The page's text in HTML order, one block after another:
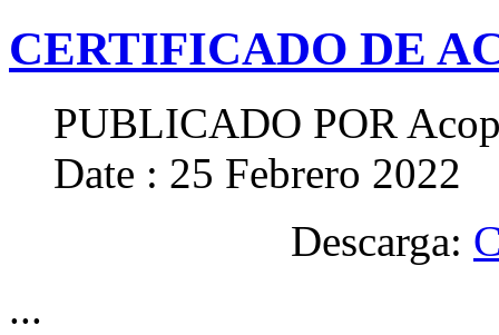
CERTIFICADO DE
PUBLICADO POR
Date : 25 Febrero 2022
Descarga:
...